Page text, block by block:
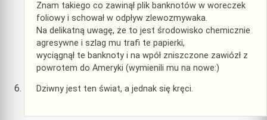
Znam takiego co zawinął plik banknotów w woreczek
foliowy i schował w odpływ zlewozmywaka.
Na delikatną uwagę, że to jest środowisko chemicznie
agresywne i szlag mu trafi te papierki,
wyciągnął te banknoty i na wpół zniszczone zawiózł z
powrotem do Ameryki (wymienili mu na nowe:)
Dziwny jest ten świat, a jednak się kręci.